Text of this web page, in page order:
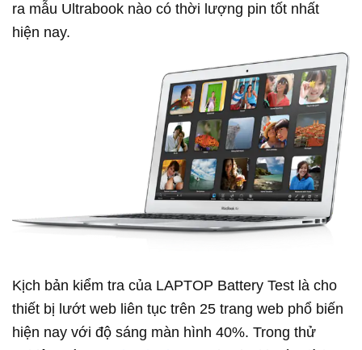
ra mẫu Ultrabook nào có thời lượng pin tốt nhất
hiện nay.
Kịch bản kiểm tra của LAPTOP Battery Test là cho
thiết bị lướt web liên tục trên 25 trang web phổ biến
hiện nay với độ sáng màn hình 40%. Trong thử